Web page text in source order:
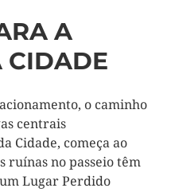
A
CIDADE
o caminho
centrais
Cidade, começa ao
ruínas no passeio têm
Lugar Perdido